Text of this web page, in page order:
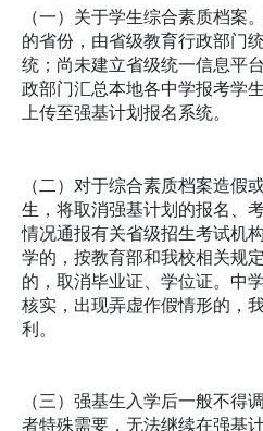
（一）关于学生综合素质档案
的省份，由省级教育行政部门
统；尚未建立省级统一信息平
政部门汇总本地各中学报考学
上传至强基计划报名系统。
（二）对于综合素质档案造假
生，将取消强基计划的报名、
情况通报有关省级招生考试机
学的，按教育部和我校相关规
的，取消毕业证、学位证。中
核实，出现弄虚作假情形的，
利。
（三）强基生入学后一般不得
者特殊需要，无法继续在强基